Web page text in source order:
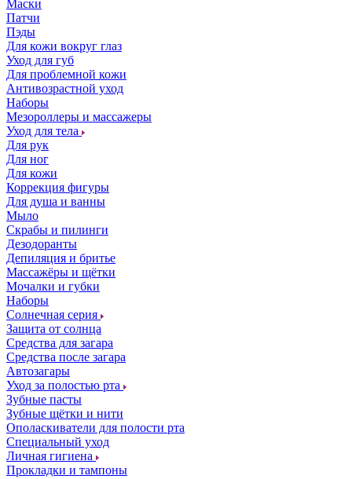
Маски
Патчи
Пэды
Для кожи вокруг глаз
Уход для губ
Для проблемной кожи
Антивозрастной уход
Наборы
Мезороллеры и массажеры
Уход для тела
Для рук
Для ног
Для кожи
Коррекция фигуры
Для душа и ванны
Мыло
Скрабы и пилинги
Дезодоранты
Депиляция и бритье
Массажёры и щётки
Мочалки и губки
Наборы
Солнечная серия
Защита от солнца
Средства для загара
Средства после загара
Автозагары
Уход за полостью рта
Зубные пасты
Зубные щётки и нити
Ополаскиватели для полости рта
Специальный уход
Личная гигиена
Прокладки и тампоны